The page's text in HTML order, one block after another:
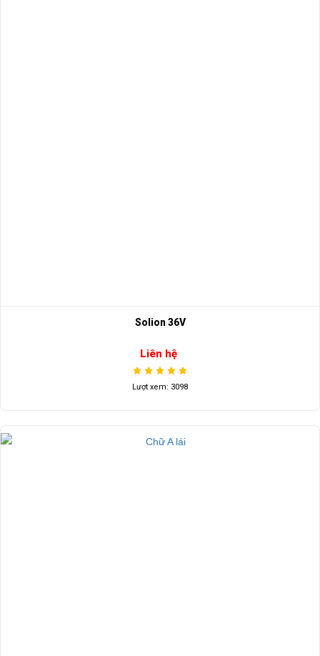
Solion 36V
Liên hệ
Lượt xem: 3098